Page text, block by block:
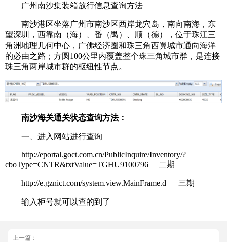
广州南沙集装箱放行信息查询方法
南沙港区坐落广州市南沙区西岸龙穴岛，南向南海，东
望深圳，西靠南（海）、番（禺）、顺（德），位于珠江三
角洲地理几何中心，广佛经济圈和珠三角西翼城市通向海洋
的必由之路；方圆100公里内覆盖整个珠三角城市群，是连接
珠三角两岸城市群的枢纽性节点。
南沙海关通关状态查询方法：
一、进入网站进行查询
http://eportal.goct.com.cn/PublicInquire/Inventory/?
cboType=CNTR&txtValue=TGHU9100796 二期
http://e.gznict.com/system.view.MainFrame.d 三期
输入柜号就可以查的到了
上一篇：